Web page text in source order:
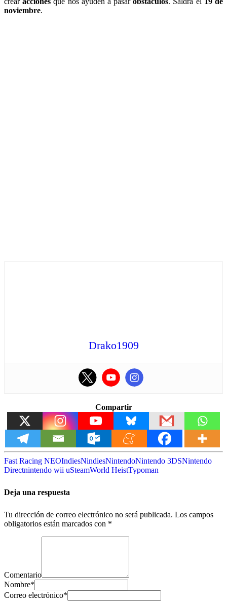
noviembre.
Drako1909
Compartir
Fast Racing NEOIndiesNindiesNintendoNintendo 3DSNintendo
Directnintendo wii uSteamWorld HeistTypoman
Deja una respuesta
Tu dirección de correo electrónico no será publicada. Los campos
obligatorios están marcados con *
Comentario
Nombre*
Correo electrónico*